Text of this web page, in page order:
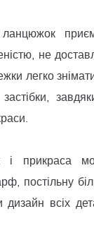
не
легко
і прикраса
постільну
дизайн всіх